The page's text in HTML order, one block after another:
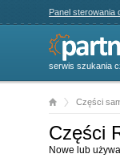
Panel sterowania
serwis szukania
Części
Części
Nowe lub